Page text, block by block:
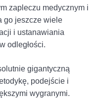
zapleczu medycznym i
go jeszcze wiele
i ustanawiania
odległości.
gigantyczną
podejście i
wygranymi.